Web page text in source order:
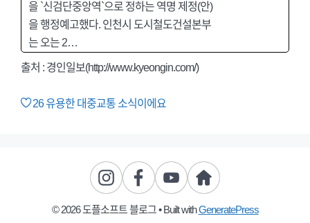
을 `신검단중앙역`으로 정하는 역명 제정(안)
을 행정예고했다. 인천시 도시철도건설본부
는 오는 2…
출처 : 경인일보(http://www.kyeongin.com/)
26유용한 대중교통 소식이에요
© 2026 도플소프트 블로그• Built withGeneratePress